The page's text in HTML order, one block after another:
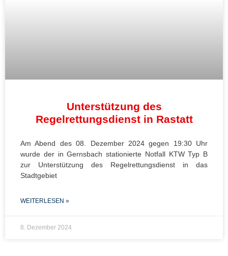
Unterstützung des
Regelrettungsdienst in Rastatt
Am Abend des 08. Dezember 2024 gegen 19:30 Uhr
wurde der in Gernsbach stationierte Notfall KTW Typ B
zur Unterstützung des Regelrettungsdienst in das
Stadtgebiet
WEITERLESEN »
8. Dezember 2024